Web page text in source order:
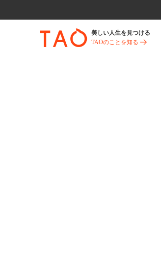
美しい人生を見つける
TAOのことを知る